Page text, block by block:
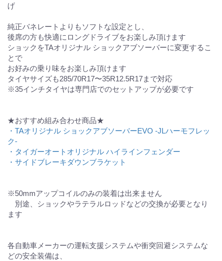
げ
純正バネレートよりもソフトな設定とし、
後席の方も快適にロングドライブをお楽しみ頂けます
ショックをTAオリジナル ショックアブソーバーに変更するこ
とで
お好みの乗り味をお楽しみ頂けます
タイヤサイズも285/70R17〜35R12.5R17まで対応
※35インチタイヤは専門店でのセットアップが必要です
★おすすめ組み合わせ商品★
・TAオリジナル ショックアブソーバーEVO -JLハーモフレッ
ク-
・タイガーオートオリジナル ハイラインフェンダー
・サイドブレーキダウンブラケット
※50mmアップコイルのみの装着は出来ません
別途、ショックやラテラルロッドなどの交換が必要となり
ます
各自動車メーカーの運転支援システムや衝突回避システムな
どの安全装備は、